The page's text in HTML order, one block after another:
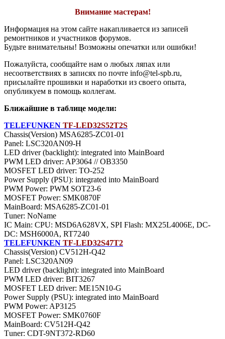
Внимание мастерам!
Информация на этом сайте накапливается из записей
ремонтников и участников форумов.
Будьте внимательны! Возможны опечатки или ошибки!
Пожалуйста, сообщайте нам о любых ляпах или
несоответствиях в записях по почте info@tel-spb.ru,
присылайте прошивки и наработки из своего опыта,
опубликуем в помощь коллегам.
Ближайшие в таблице модели:
TELEFUNKEN TF-LED32S52T2S
Chassis(Version) MSA6285-ZC01-01
Panel: LSC320AN09-H
LED driver (backlight): integrated into MainBoard
PWM LED driver: AP3064 // OB3350
MOSFET LED driver: TO-252
Power Supply (PSU): integrated into MainBoard
PWM Power: PWM SOT23-6
MOSFET Power: SMK0870F
MainBoard: MSA6285-ZC01-01
Тuner: NoName
IC Main: CPU: MSD6A628VX, SPI Flash: MX25L4006E, DC-
DC: MSH6000A, RT7240
TELEFUNKEN TF-LED32S47T2
Chassis(Version) CV512H-Q42
Panel: LSC320AN09
LED driver (backlight): integrated into MainBoard
PWM LED driver: BIT3267
MOSFET LED driver: ME15N10-G
Power Supply (PSU): integrated into MainBoard
PWM Power: AP3125
MOSFET Power: SMK0760F
MainBoard: CV512H-Q42
Тuner: CDT-9NT372-RD60